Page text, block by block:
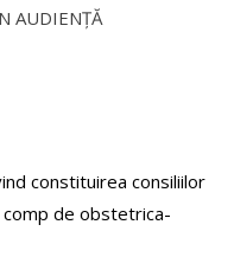
AUDIENŢĂ
constituirea consiliilor
de obstetrica-